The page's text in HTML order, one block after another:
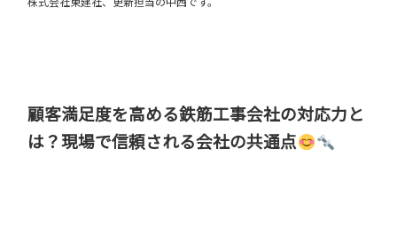
顧客満足度を高める鉄筋工事会社の対応力と
は？現場で信頼される会社の共通点